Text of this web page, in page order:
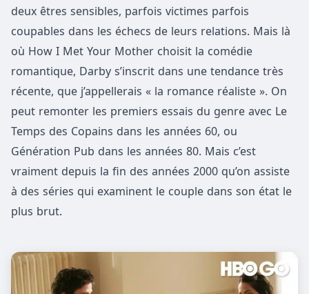
deux êtres sensibles, parfois victimes parfois
coupables dans les échecs de leurs relations. Mais là
où How I Met Your Mother choisit la comédie
romantique, Darby s’inscrit dans une tendance très
récente, que j’appellerais « la romance réaliste ». On
peut remonter les premiers essais du genre avec Le
Temps des Copains dans les années 60, ou
Génération Pub dans les années 80. Mais c’est
vraiment depuis la fin des années 2000 qu’on assiste
à des séries qui examinent le couple dans son état le
plus brut.